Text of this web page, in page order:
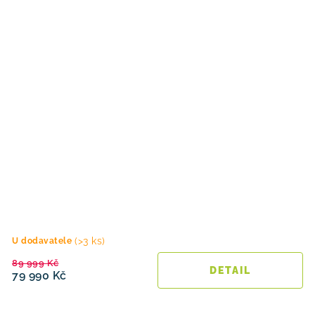
U dodavatele (>3 ks)
79 990 Kč
89 999 Kč